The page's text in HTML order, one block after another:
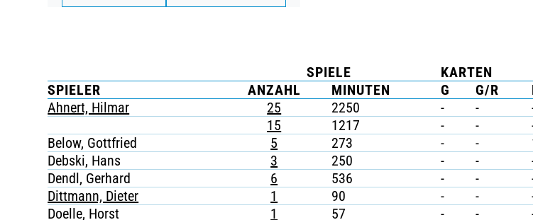
TICKETING
SPIELE KARTEN
SPIELER
ANZAHL MINUTEN G G/R
Ahnert, Hilmar
25 2250 - -
15
1217 - -
Below, Gottfried
5 273 - -
Debski, Hans
3 250 - -
Dendl, Gerhard
6 536 - -
Dittmann, Dieter
1 90 - -
Doelle, Horst
1 57 - -